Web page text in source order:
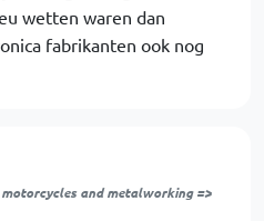
wetten waren dan
fabrikanten ook nog
motorcycles and metalworking =>